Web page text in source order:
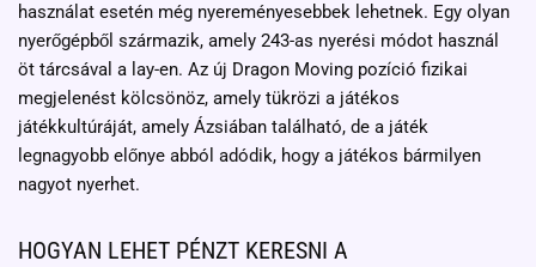
használat esetén még nyereményesebbek lehetnek. Egy olyan
nyerőgépből származik, amely 243-as nyerési módot használ
öt tárcsával a lay-en. Az új Dragon Moving pozíció fizikai
megjelenést kölcsönöz, amely tükrözi a játékos
játékkultúráját, amely Ázsiában található, de a játék
legnagyobb előnye abból adódik, hogy a játékos bármilyen
nagyot nyerhet.
HOGYAN LEHET PÉNZT KERESNI A